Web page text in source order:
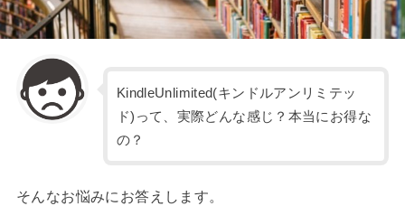
KindleUnlimited(キンドルアンリミテッ
ド)って、実際どんな感じ？本当にお得な
の？
そんなお悩みにお答えします。